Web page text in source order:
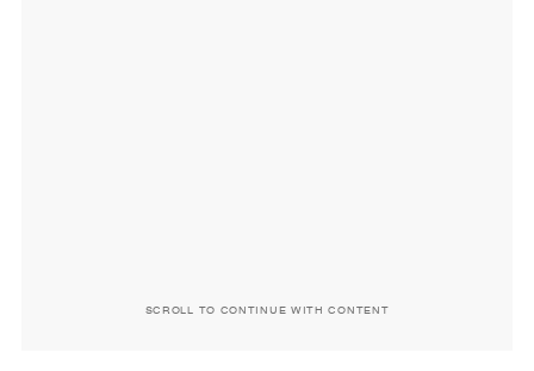
SCROLL TO CONTINUE WITH CONTENT